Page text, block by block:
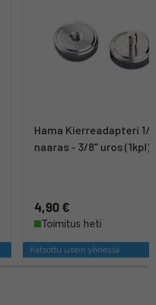
Hama Kierreadapteri 1/
naaras - 3/8" uros (1kpl)
4,90 €
Toimitus heti
Katsottu usein yhdessä